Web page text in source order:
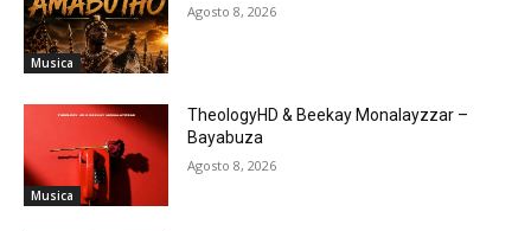
Musica
Agosto 8, 2026
Musica
TheologyHD & Beekay Monalayzzar –
Bayabuza
Agosto 8, 2026